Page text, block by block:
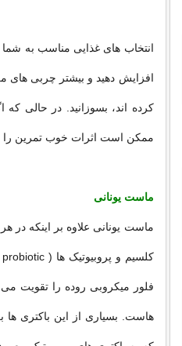
انتخاب های غذایی مناسب به شما
افزایش دهید و بیشتر چربی های
کرده اند، بسوزانید. در حالی
ممکن است اثرات خوب تمرین را از
ماست یونانی
فلور میکروبی روده را تقویت می
هاست. بسیاری از این باکتری ها